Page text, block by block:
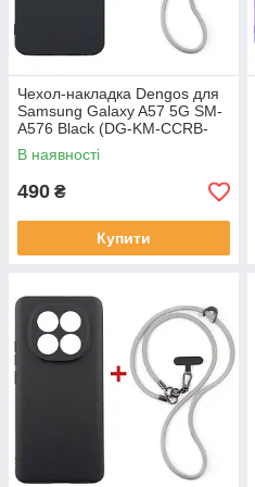
Чeхол-накладка Dengos для
Samsung Galaxy A57 5G SM-
A576 Black (DG-KM-CCRB-
09) + ремешок
В наявності
490 ₴
Купити